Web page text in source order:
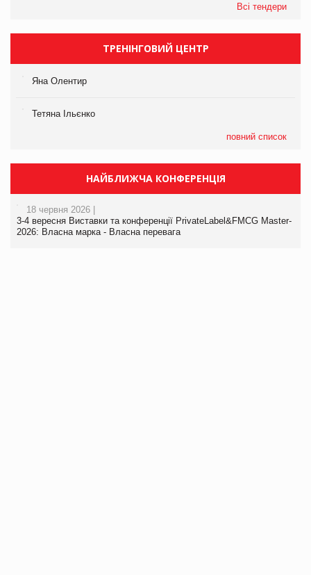
Всі тендери
ТРЕНІНГОВИЙ ЦЕНТР
Яна Олентир
Тетяна Ільєнко
повний список
НАЙБЛИЖЧА КОНФЕРЕНЦІЯ
18 червня 2026 |
3-4 вересня Виставки та конференції PrivateLabel&FMCG Master-
2026: Власна марка - Власна перевага